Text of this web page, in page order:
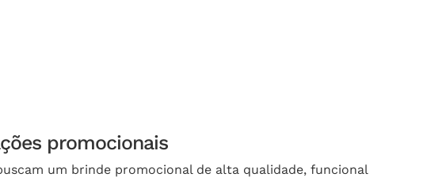
promocionais
um brinde promocional de alta qualidade, funcional